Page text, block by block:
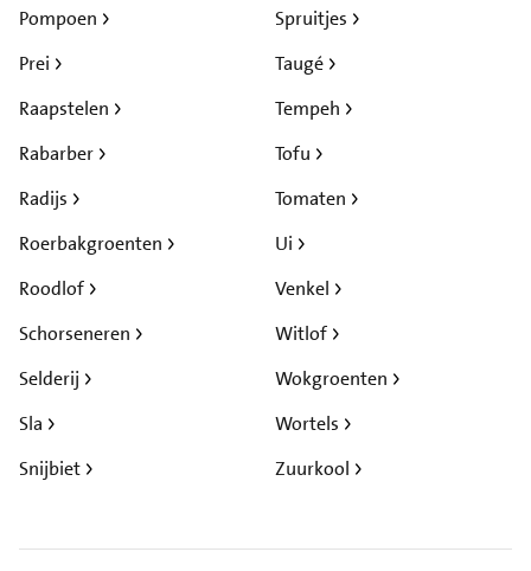
Pompoen
Prei
Raapstelen
Rabarber
Radijs
Roerbakgroenten
Roodlof
Schorseneren
Selderij
Sla
Snijbiet
Spruitjes
Taugé
Tempeh
Tofu
Tomaten
Ui
Venkel
Witlof
Wokgroenten
Wortels
Zuurkool